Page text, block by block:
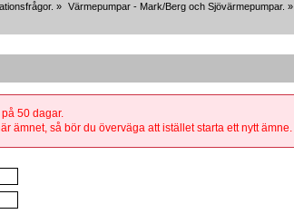
» Värmepumpar - Mark/Berg och Sjövärmepumpar. »
50 dagar.
ämnet, så bör du överväga att istället starta ett nytt ämne.